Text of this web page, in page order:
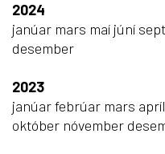
2024
janúar mars maí júní
desember
2023
janúarfebrúar mars apríl
október nóvember